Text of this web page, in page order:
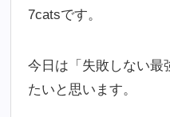
7catsです。
今日は「失敗しない最
たいと思います。